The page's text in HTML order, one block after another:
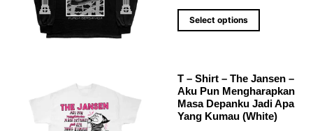
Select options
T – Shirt – The Jansen –
Aku Pun Mengharapkan
Masa Depanku Jadi Apa
Yang Kumau (White)